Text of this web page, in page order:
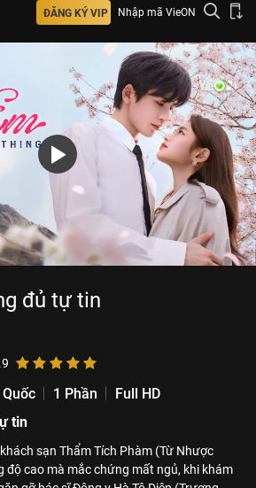
ĐĂNG KÝ VIP Nhập mã VieON
đủ tự tin
1 Phần
Full HD
tin
sạn Thẩm Tích Phàm (Từ Nhược
độ cao mà mắc chứng mất ngủ, khi khám